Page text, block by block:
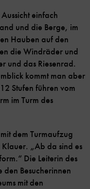
einfach
und die Berge, im
Hauben auf den
die Windräder und
und das Riesenrad.
kommt man aber
Stufen führen vom
im Turm des
dem Turmaufzug
„Ab da sind es
Die Leiterin des
den Besucherinnen
mit den